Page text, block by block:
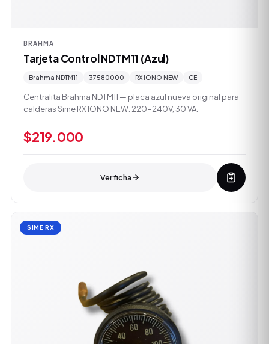
BRAHMA
Tarjeta Control NDTM11 (Azul)
Brahma NDTM11 37580000 RX IONO NEW CE
Centralita Brahma NDTM11 — placa azul nueva original para
calderas Sime RX IONO NEW. 220-240V, 30 VA.
$219.000
Ver ficha
SIME RX